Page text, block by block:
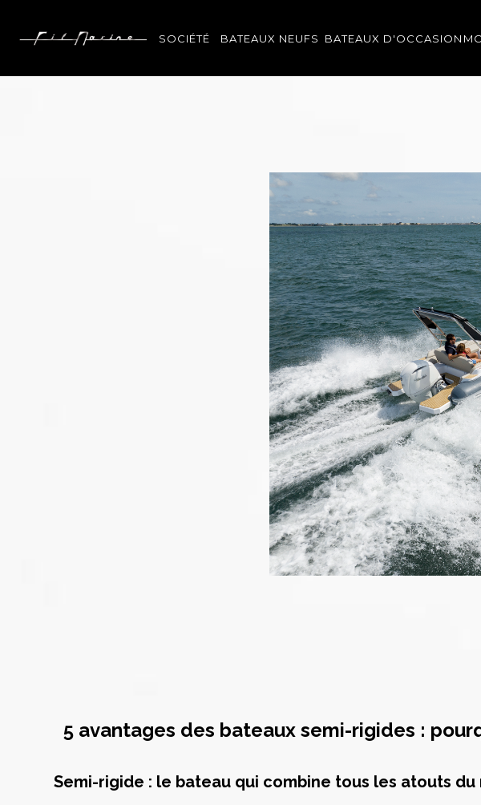
SOCIÉTÉ BATEAUX NEUFS BATEAUX D'OCCASION
5 avantages des bateaux semi-rigides :
Semi-rigide : le bateau qui combine tous les atouts